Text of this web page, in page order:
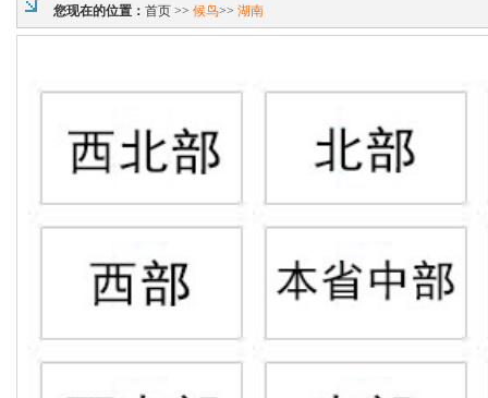
您现在的位置： 首页 >> 候鸟>> 湖南